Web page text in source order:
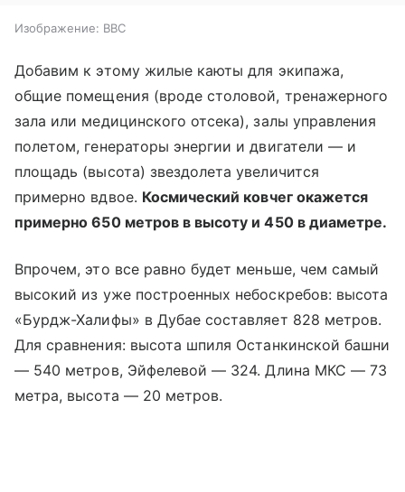
Изображение: BBC
Добавим к этому жилые каюты для экипажа,
общие помещения (вроде столовой, тренажерного
зала или медицинского отсека), залы управления
полетом, генераторы энергии и двигатели — и
площадь (высота) звездолета увеличится
примерно вдвое. Космический ковчег окажется
примерно 650 метров в высоту и 450 в диаметре.
Впрочем, это все равно будет меньше, чем самый
высокий из уже построенных небоскребов: высота
«Бурдж-Халифы» в Дубае составляет 828 метров.
Для сравнения: высота шпиля Останкинской башни
— 540 метров, Эйфелевой — 324. Длина МКС — 73
метра, высота — 20 метров.